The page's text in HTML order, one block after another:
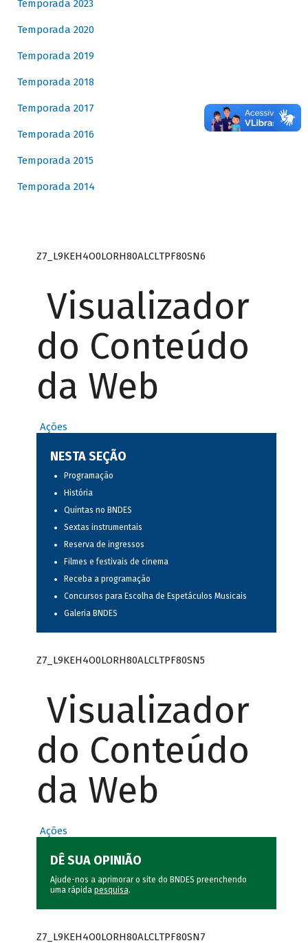
Temporada 2023
Temporada 2020
Temporada 2019
Temporada 2018
Temporada 2017
Temporada 2016
Temporada 2015
Temporada 2014
Z7_L9KEH4O0LORH80ALCLTPF80SN6
Visualizador
do Conteúdo
da Web
Ações
NESTA SEÇÃO
Programação
História
Quintas no BNDES
Sextas instrumentais
Reserva de ingressos
Filmes e festivais de cinema
Receba a programação
Concursos para Escolha de Espetáculos Musicais
Galeria BNDES
Z7_L9KEH4O0LORH80ALCLTPF80SN5
Visualizador
do Conteúdo
da Web
Ações
DÊ SUA OPINIÃO
Ajude-nos a aprimorar o site do BNDES preenchendo
uma rápida pesquisa.
Z7_L9KEH4O0LORH80ALCLTPF80SN7